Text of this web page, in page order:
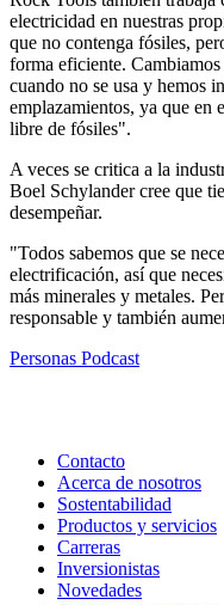
electricidad en nuestras
que no contenga fósiles,
forma eficiente.
cuando no se usa y hemos
emplazamientos, ya que en
libre de fósiles".
A veces se critica a la
Boel Schylander cree que
desempeñar.
"Todos sabemos que se
electrificación, así que
más minerales y metales.
responsable y también
Personas Podcast
Contacto
Acerca de nosotros
Sostentabilidad
Productos y servicios
Carreras
Inversionistas
Novedades